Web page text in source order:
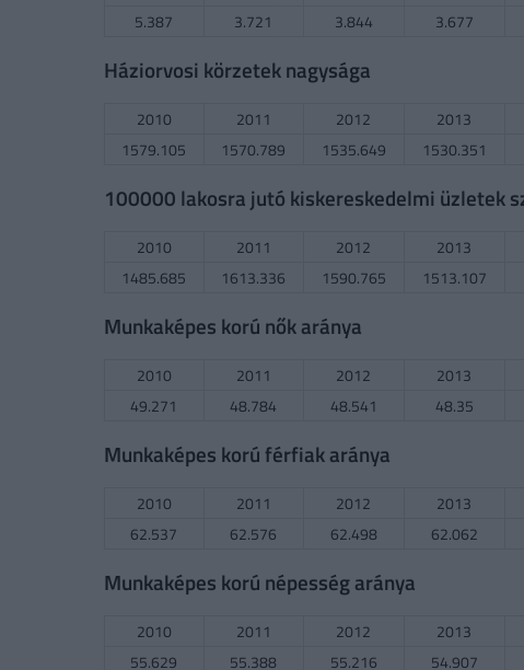
5.387
3.721 3.844 3.677
Háziorvosi körzetek nagysága
2010 2011 2012 2013
1579.105
1570.789 1535.649 1530.351
100000 lakosra jutó kiskereskedelmi üzletek
2010 2011 2012 2013
1485.685
1613.336 1590.765 1513.107
Munkaképes korú nők aránya
2010 2011 2012 2013
49.271
48.784 48.541 48.35
Munkaképes korú férfiak aránya
2010 2011 2012 2013
62.537
62.576 62.498 62.062
Munkaképes korú népesség aránya
2010 2011 2012 2013
55.629
55.388 55.216 54.907